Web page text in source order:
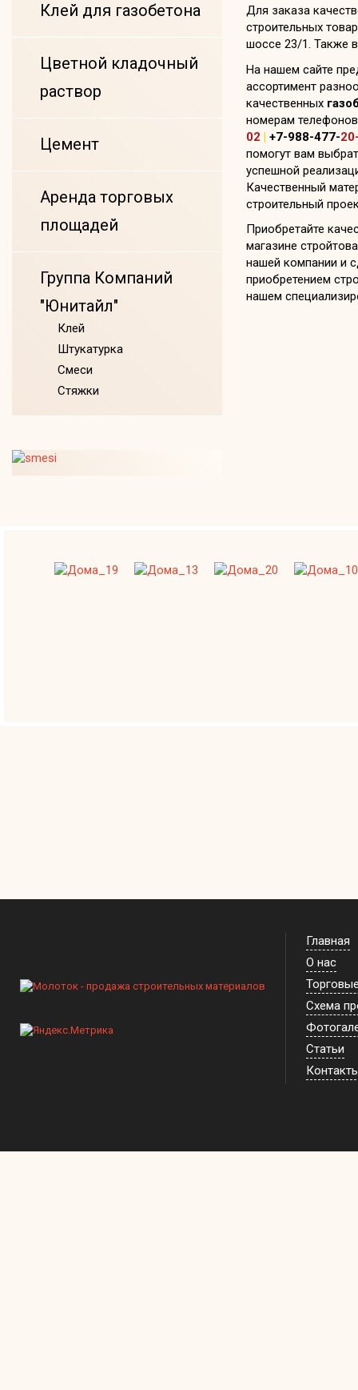
Для заказа
строительных
шоссе 23/1. Также
На нашем сайте
ассортимент
качественных
номерам
02 | +7-988-477-
помогут вам
успешной
Качественный
строительный
Приобретайте
магазине
нашей компании и
приобретением
нашем
Клей для газобетона
Цветной кладочный
раствор
Цемент
Аренда торговых
площадей
Группа Компаний
"Юнитайл"
Клей
Штукатурка
Смеси
Стяжки
Главная
О нас
Схема
Статьи